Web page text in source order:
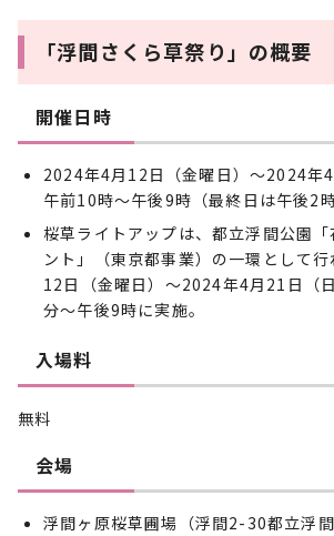
「浮間さくら草祭り」の概要
開催日時
2024年4月12日（金曜日）～2024年4
午前10時～午後9時（最終日は午後2時
桜草ライトアップは、都立浮間公園「
ント」（東京都事業）の一環として
12日（金曜日）～2024年4月21日（
分～午後9時に実施。
入場料
無料
会場
浮間ヶ原桜草圃場（浮間2-30都立浮間